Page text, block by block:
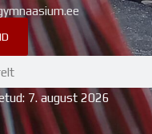
7. august 2026